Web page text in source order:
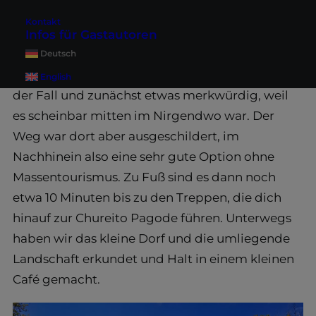
Kontakt
Infos für Gastautoren
Deutsch
English
Ticket zur Chureito Pagode kaufst, lässt dich der
Fahrer an einer Bushaltestelle an der Autobahn
in der Nähe der Pagode raus. Dies war bei uns
der Fall und zunächst etwas merkwürdig, weil
es scheinbar mitten im Nirgendwo war. Der
Weg war dort aber ausgeschildert, im
Nachhinein also eine sehr gute Option ohne
Massentourismus. Zu Fuß sind es dann noch
etwa 10 Minuten bis zu den Treppen, die dich
hinauf zur Chureito Pagode führen. Unterwegs
haben wir das kleine Dorf und die umliegende
Landschaft erkundet und Halt in einem kleinen
Café gemacht.